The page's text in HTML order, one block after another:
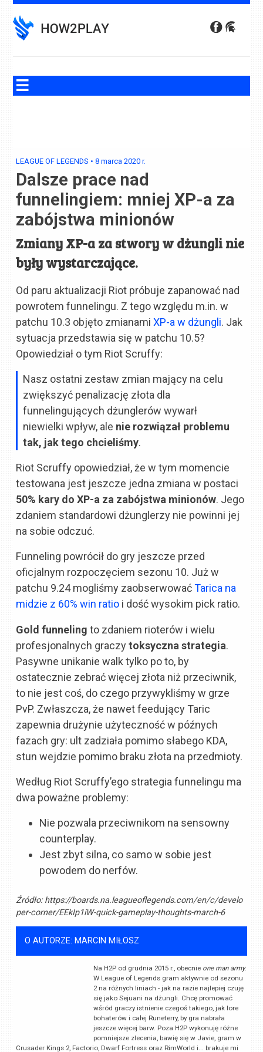
to
content
LEAGUE OF LEGENDS •8 marca 2020 r.
Dalsze prace nad
funnelingiem: mniej XP-a za
zabójstwa minionów
Zmiany XP-a za stwory w dżungli nie
były wystarczające.
Od paru aktualizacji Riot próbuje zapanować nad
powrotem funnelingu. Z tego względu m.in. w
patchu 10.3 objęto zmianamiXP-a w dżungli. Jak
sytuacja przedstawia się w patchu 10.5?
Opowiedział o tym Riot Scruffy:
Nasz ostatni zestaw zmian mający na celu
zwiększyć penalizację złota dla
funnelingujących dżunglerów wywarł
niewielki wpływ, ale nie rozwiązał problemu
tak, jak tego chcieliśmy.
Riot Scruffy opowiedział, że w tym momencie
testowana jest jeszcze jedna zmiana w postaci
50% kary do XP-a za zabójstwa minionów. Jego
zdaniem standardowi dżunglerzy nie powinni jej
na sobie odczuć.
Funneling powrócił do gry jeszcze przed
oficjalnym rozpoczęciem sezonu 10. Już w
patchu 9.24 mogliśmy zaobserwowaćTarica na
midzie z 60% win ratio i dość wysokim pick ratio.
Gold funneling to zdaniem rioterów i wielu
profesjonalnych graczytoksyczna strategia.
Pasywne unikanie walk tylko po to, by
ostatecznie zebrać więcej złota niż przeciwnik,
to nie jest coś, do czego przywykliśmy w grze
PvP. Zwłaszcza, że nawet feedujący Taric
zapewnia drużynie użyteczność w późnych
fazach gry: ult zadziała pomimo słabego KDA,
stun wejdzie pomimo braku złota na przedmioty.
Według Riot Scruffy’ego strategia funnelingu ma
dwa poważne problemy:
Nie pozwala przeciwnikom na sensowny
counterplay.
Jest zbyt silna, co samo w sobie jest
powodem do nerfów.
Źródło:https://boards.na.leagueoflegends.com/en/c/develo
per-corner/EEkIp1iW-quick-gameplay-thoughts-march-6
O AUTORZE: MARCIN MIŁOSZ
Na H2P od grudnia 2015 r., obecnie one man army.
W League of Legends gram aktywnie od sezonu
2 na różnych liniach - jak na razie najlepiej czuję
się jako Sejuani na dżungli. Chcę promować
wśród graczy istnienie czegoś takiego, jak lore
bohaterów i całej Runeterry, by gra nabrała
jeszcze więcej barw. Poza H2P wykonuję różne
pomniejsze zlecenia, bawię się w Javie, gram w
Crusader Kings 2, Factorio, Dwarf Fortress oraz RimWorld i... brakuje mi